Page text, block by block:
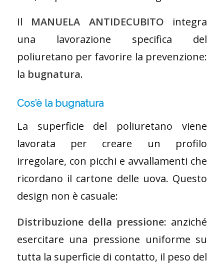
Il MANUELA ANTIDECUBITO integra
una lavorazione specifica del
poliuretano per favorire la prevenzione:
la bugnatura.
Cos’è la bugnatura
La superficie del poliuretano viene
lavorata per creare un profilo
irregolare, con picchi e avvallamenti che
ricordano il cartone delle uova. Questo
design non è casuale:
Distribuzione della pressione: anziché
esercitare una pressione uniforme su
tutta la superficie di contatto, il peso del